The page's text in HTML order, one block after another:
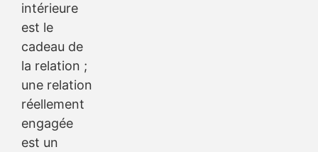
intérieure
est le
cadeau de
la relation ;
une relation
réellement
engagée
est un